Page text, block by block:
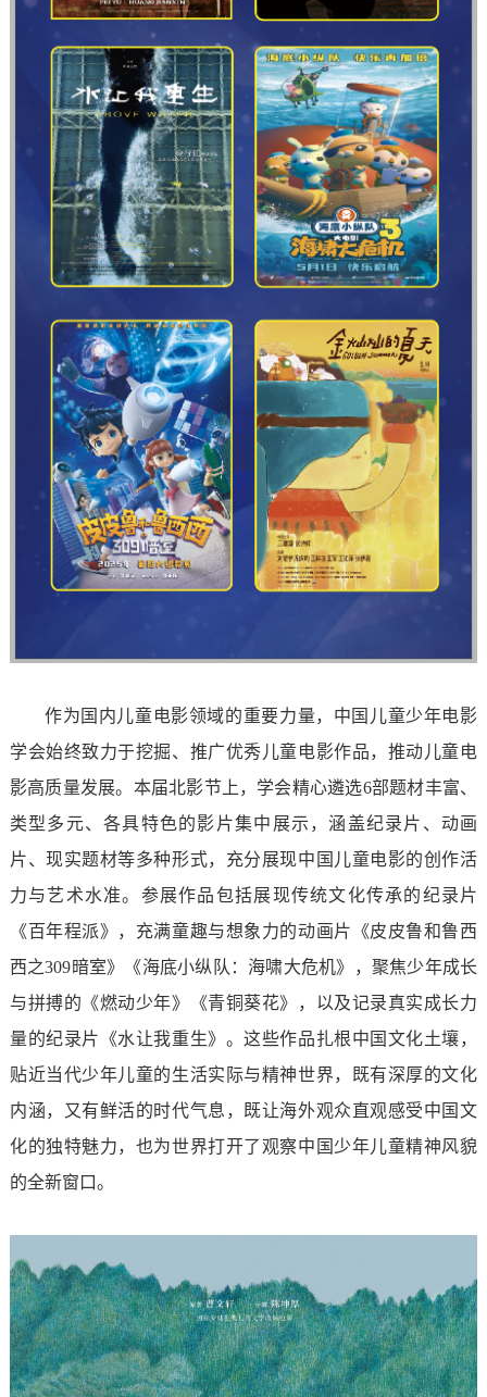
作为国内儿童电影领域的重要力量，中国儿童少年电影
学会始终致力于挖掘、推广优秀儿童电影作品，推动儿童电
影高质量发展。本届北影节上，学会精心遴选6部题材丰富、
类型多元、各具特色的影片集中展示，涵盖纪录片、动画
片、现实题材等多种形式，充分展现中国儿童电影的创作活
力与艺术水准。参展作品包括展现传统文化传承的纪录片
《百年程派》，充满童趣与想象力的动画片《皮皮鲁和鲁西
西之309暗室》《海底小纵队：海啸大危机》，聚焦少年成长
与拼搏的《燃动少年》《青铜葵花》，以及记录真实成长力
量的纪录片《水让我重生》。这些作品扎根中国文化土壤，
贴近当代少年儿童的生活实际与精神世界，既有深厚的文化
内涵，又有鲜活的时代气息，既让海外观众直观感受中国文
化的独特魅力，也为世界打开了观察中国少年儿童精神风貌
的全新窗口。